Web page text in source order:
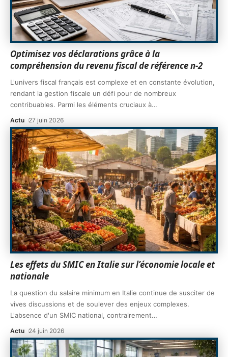
Optimisez vos déclarations grâce à la
compréhension du revenu fiscal de référence n-2
L'univers fiscal français est complexe et en constante évolution,
rendant la gestion fiscale un défi pour de nombreux
contribuables. Parmi les éléments cruciaux à…
Actu 27 juin 2026
Les effets du SMIC en Italie sur l’économie locale et
nationale
La question du salaire minimum en Italie continue de susciter de
vives discussions et de soulever des enjeux complexes.
L'absence d'un SMIC national, contrairement…
Actu 24 juin 2026